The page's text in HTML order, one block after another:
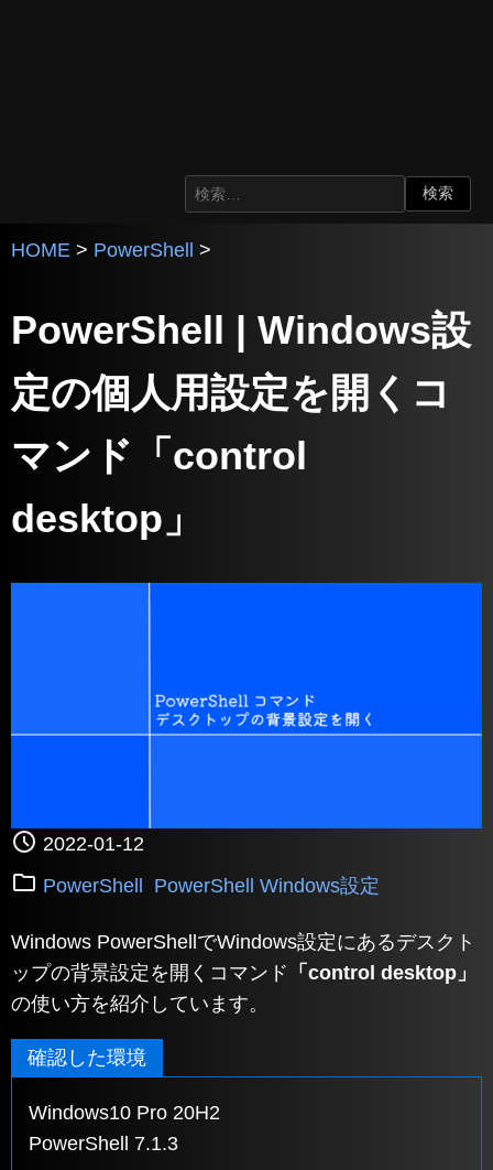
HOME > PowerShell >
PowerShell | Windows設
定の個人用設定を開くコ
マンド「control
desktop」
2022-01-12
PowerShell PowerShell Windows設定
Windows PowerShellでWindows設定にあるデスクト
ップの背景設定を開くコマンド 「control desktop」
の使い方を紹介しています。
確認した環境
Windows10 Pro 20H2
PowerShell 7.1.3